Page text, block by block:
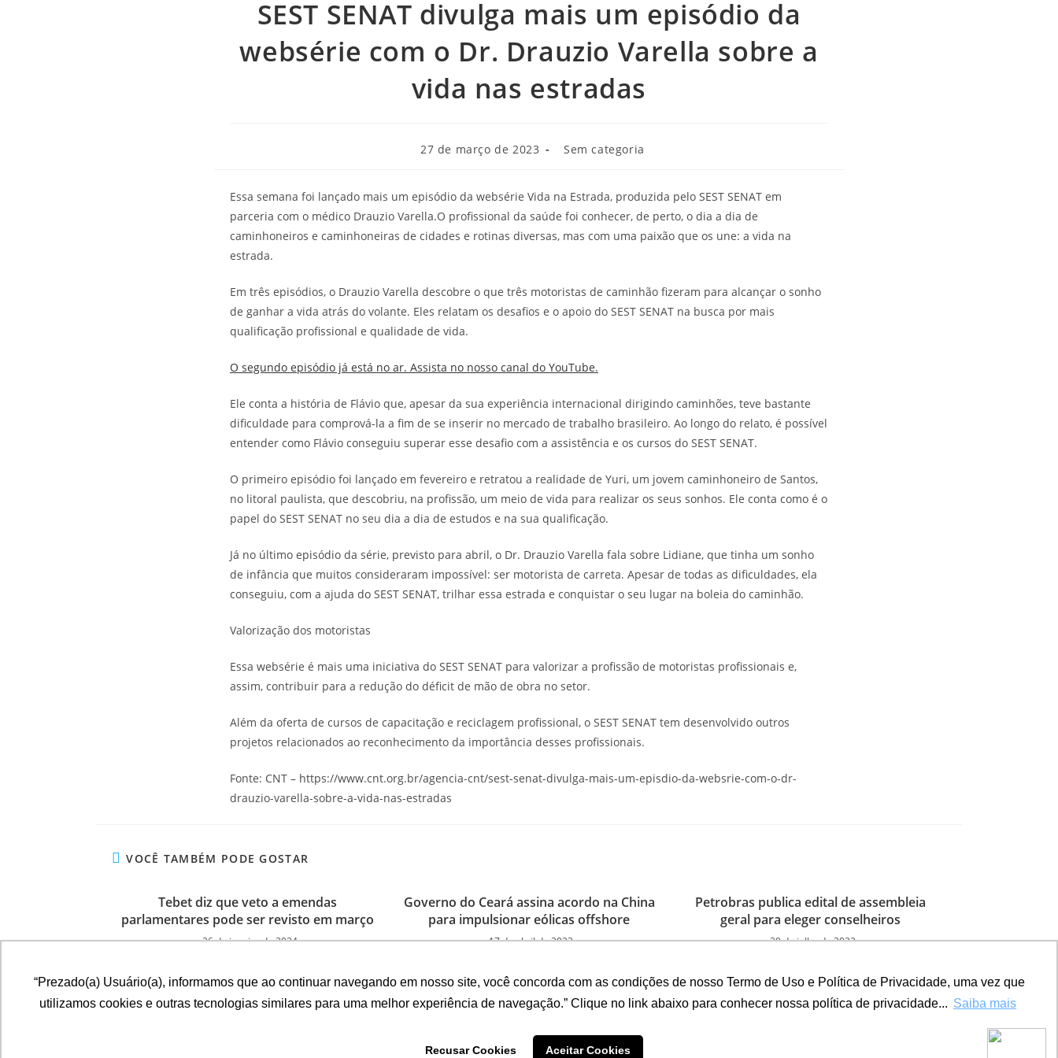
“Prezado(a) Usuário(a), informamos que ao continuar navegando em nosso site, você concorda com as condições de nosso Termo de Uso e Política de Privacidade, uma vez que
utilizamos cookies e outras tecnologias similares para uma melhor experiência de navegação.” Clique no link abaixo para conhecer nossa política de privacidade... Saiba mais
Recusar Cookies Aceitar Cookies
SEST SENAT divulga mais um episódio da
websérie com o Dr. Drauzio Varella sobre a
vida nas estradas
Post
27 de março de 2023
Categoria
Sem categoria
Essa semana foi lançado mais um episódio da websérie Vida na Estrada, produzida pelo SEST SENAT em
parceria com o médico Drauzio Varella.O profissional da saúde foi conhecer, de perto, o dia a dia de
caminhoneiros e caminhoneiras de cidades e rotinas diversas, mas com uma paixão que os une: a vida na
estrada.
Em três episódios, o Drauzio Varella descobre o que três motoristas de caminhão fizeram para alcançar o sonho
de ganhar a vida atrás do volante. Eles relatam os desafios e o apoio do SEST SENAT na busca por mais
qualificação profissional e qualidade de vida.
O segundo episódio já está no ar. Assista no nosso canal do YouTube.
Ele conta a história de Flávio que, apesar da sua experiência internacional dirigindo caminhões, teve bastante
dificuldade para comprová-la a fim de se inserir no mercado de trabalho brasileiro. Ao longo do relato, é possível
entender como Flávio conseguiu superar esse desafio com a assistência e os cursos do SEST SENAT.
O primeiro episódio foi lançado em fevereiro e retratou a realidade de Yuri, um jovem caminhoneiro de Santos,
no litoral paulista, que descobriu, na profissão, um meio de vida para realizar os seus sonhos. Ele conta como é o
papel do SEST SENAT no seu dia a dia de estudos e na sua qualificação.
Já no último episódio da série, previsto para abril, o Dr. Drauzio Varella fala sobre Lidiane, que tinha um sonho
de infância que muitos consideraram impossível: ser motorista de carreta. Apesar de todas as dificuldades, ela
conseguiu, com a ajuda do SEST SENAT, trilhar essa estrada e conquistar o seu lugar na boleia do caminhão.
Valorização dos motoristas
Essa websérie é mais uma iniciativa do SEST SENAT para valorizar a profissão de motoristas profissionais e,
assim, contribuir para a redução do déficit de mão de obra no setor.
Além da oferta de cursos de capacitação e reciclagem profissional, o SEST SENAT tem desenvolvido outros
projetos relacionados ao reconhecimento da importância desses profissionais.
Fonte: CNT – https://www.cnt.org.br/agencia-cnt/sest-senat-divulga-mais-um-episdio-da-websrie-com-o-dr-
drauzio-varella-sobre-a-vida-nas-estradas
VOCÊ TAMBÉM PODE GOSTAR
Tebet diz que veto a emendas
parlamentares pode ser revisto em março
26 de janeiro de 2024
Governo do Ceará assina acordo na China
para impulsionar eólicas offshore
17 de abril de 2023
Petrobras publica edital de assembleia
geral para eleger conselheiros
20 de julho de 2022